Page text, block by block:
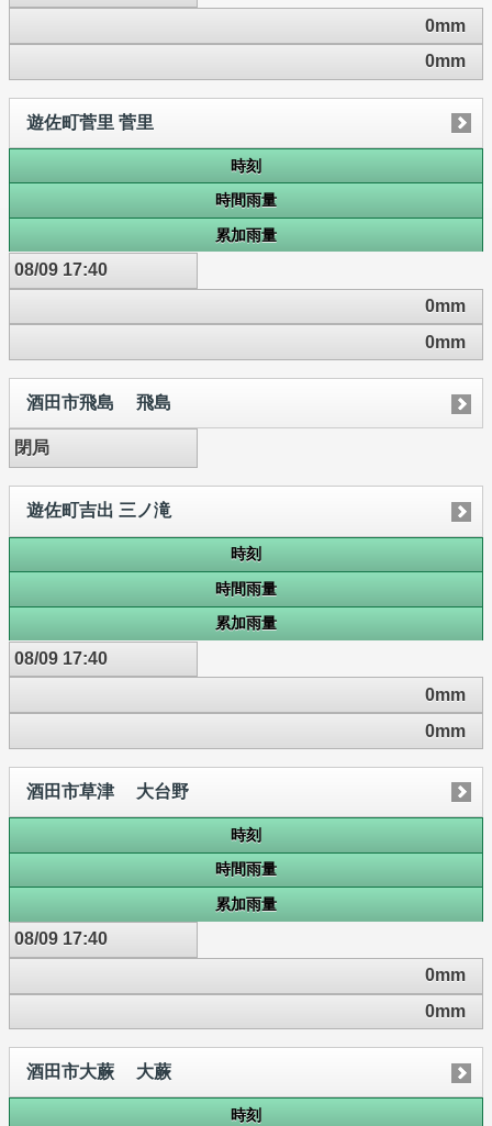
0mm
0mm
遊佐町菅里 菅里
時刻
時間雨量
累加雨量
08/09 17:40
0mm
0mm
酒田市飛島 飛島
閉局
遊佐町吉出 三ノ滝
時刻
時間雨量
累加雨量
08/09 17:40
0mm
0mm
酒田市草津 大台野
時刻
時間雨量
累加雨量
08/09 17:40
0mm
0mm
酒田市大蕨 大蕨
時刻